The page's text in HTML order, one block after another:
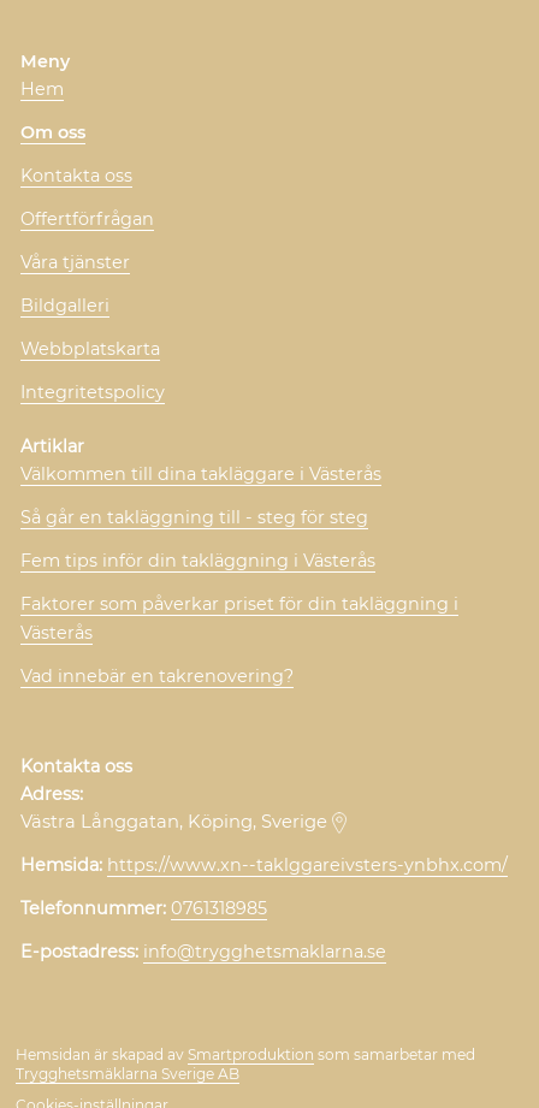
Meny
Hem
Om oss
Kontakta oss
Offertförfrågan
Våra tjänster
Bildgalleri
Webbplatskarta
Integritetspolicy
Artiklar
Välkommen till dina takläggare i Västerås
Så går en takläggning till - steg för steg
Fem tips inför din takläggning i Västerås
Faktorer som påverkar priset för din takläggning i
Västerås
Vad innebär en takrenovering?
Kontakta oss
Adress:
Västra Långgatan, Köping, Sverige
Hemsida: https://www.xn--taklggareivsters-ynbhx.com/
Telefonnummer: 0761318985
E-postadress: info@trygghetsmaklarna.se
Hemsidan är skapad avSmartproduktion som samarbetar med
Trygghetsmäklarna Sverige AB